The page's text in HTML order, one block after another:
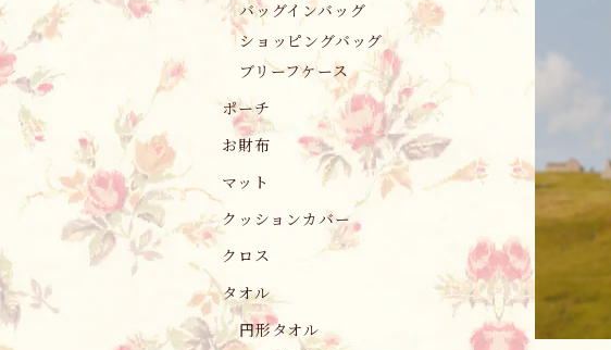
バッグインバッグ
ショッピングバッグ
ブリーフケース
ポーチ
お財布
マット
クッションカバー
クロス
タオル
円形タオル